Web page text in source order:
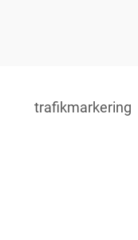
trafikmarkering